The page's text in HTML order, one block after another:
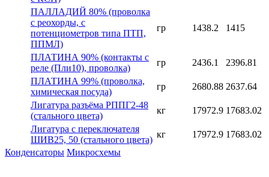
ПАЛЛАДИЙ 80% (проволка
с реохорды, с
потенциометров типа ПТП,
ППМЛ)
гр 1438.2 1415
ПЛАТИНА 90% (контакты с
реле (Пли10), проволка)
гр 2436.1
2396.81
ПЛАТИНА 99% (проволка,
химическая посуда)
гр 2680.88 2637.64
Лигатура разъёма РППГ2-48
(стального цвета)
кг 17972.9 17683.02
Лигатура с переключателя
ШИВ25, 50 (стального цвета)
кг 17972.9 17683.02
Конденсаторы Микросхемы